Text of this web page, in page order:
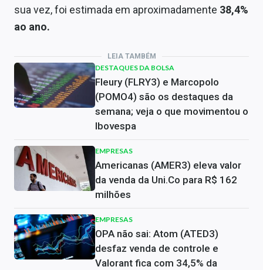
sua vez, foi estimada em aproximadamente 38,4%
ao ano.
LEIA TAMBÉM
DESTAQUES DA BOLSA
Fleury (FLRY3) e Marcopolo
(POMO4) são os destaques da
semana; veja o que movimentou o
Ibovespa
EMPRESAS
Americanas (AMER3) eleva valor
da venda da Uni.Co para R$ 162
milhões
EMPRESAS
OPA não sai: Atom (ATED3)
desfaz venda de controle e
Valorant fica com 34,5% da